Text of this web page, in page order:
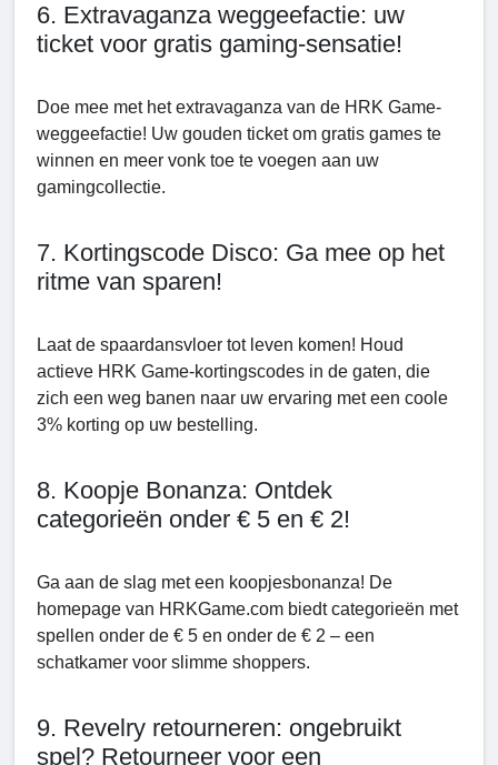
6. Extravaganza weggeefactie: uw
ticket voor gratis gaming-sensatie!
Doe mee met het extravaganza van de HRK Game-
weggeefactie! Uw gouden ticket om gratis games te
winnen en meer vonk toe te voegen aan uw
gamingcollectie.
7. Kortingscode Disco: Ga mee op het
ritme van sparen!
Laat de spaardansvloer tot leven komen! Houd
actieve HRK Game-kortingscodes in de gaten, die
zich een weg banen naar uw ervaring met een coole
3% korting op uw bestelling.
8. Koopje Bonanza: Ontdek
categorieën onder € 5 en € 2!
Ga aan de slag met een koopjesbonanza! De
homepage van HRKGamе.com biedt categorieën met
spellen onder de € 5 en onder de € 2 – een
schatkamer voor slimme shoppers.
9. Rеvеlry retourneren: ongebruikt
spel? Retourneer voor een